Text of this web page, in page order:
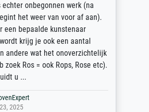
onbegonnen werk (na
het weer van voor af aan).
een bepaalde kunstenaar
krijg je ook een aantal
andere wat het onoverzichtelijk
zoek Ros = ook Rops, Rose etc).
u ...
2025